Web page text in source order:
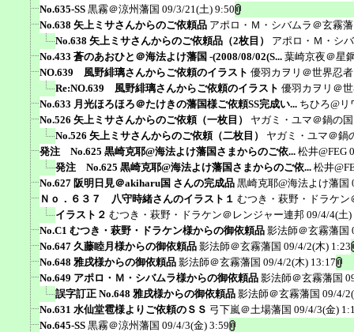
No.635-SS 黒霧＠涼州藩国 09/3/21(土) 9:50
No.638 矢上ミサさんからのご依頼品 アポロ・Ｍ・シバムラ＠玄霧
No.638 矢上ミサさんからのご依頼品（2枚目）
アポロ・Ｍ・シ
No.433 蒼のあおひと＠海法よけ藩国 -(2008/08/02(S... 葉崎京夜＠星
NO.639 風野緋璃さんからご依頼のイラスト 優羽カヲリ＠世界忍
Re:NO.639 風野緋璃さんからご依頼のイラスト 優羽カヲリ＠
No.633 月光ほろほろ＠たけきの藩国様ご依頼SS完成い... ちひろ@リ
No.526 矢上ミサさんからのご依頼（一枚目）
ヤガミ・ユマ＠鍋の国
No.526 矢上ミサさんからのご依頼（二枚目）
ヤガミ・ユマ＠鍋
発注 No.625 黒崎克耶@海法よけ藩国さまからのご依... 松井@FEG
発注 No.625 黒崎克耶@海法よけ藩国さまからのご依... 松井
No.627 阪明日見＠akiharu国 さんの完成品 黒崎克耶@海法よけ藩国
Ｎｏ．６３７ 八守時緒さんのイラスト１ むつき・萩野・ドラケン
イラスト２ むつき・萩野・ドラケン＠レンジャー連邦 09/4/4(土)
No.C1 むつき・萩野・ドラケン様からの御依頼品 影法師＠玄霧藩国
No.647 久藤睦月様からの御依頼品 影法師＠玄霧藩国 09/4/2(木) 1:23
No.648 雅戌様からの御依頼品 影法師＠玄霧藩国 09/4/2(木) 13:17
No.649 アポロ・Ｍ・シバムラ様からの御依頼品 影法師＠玄霧藩国
誤字訂正 No.648 雅戌様からの御依頼品 影法師＠玄霧藩国 09/4/
No.631 水仙堂雹様よりご依頼のＳＳ 弓下嵐＠土場藩国 09/4/3(金)
No.645-SS 黒霧＠涼州藩国 09/4/3(金) 3:59